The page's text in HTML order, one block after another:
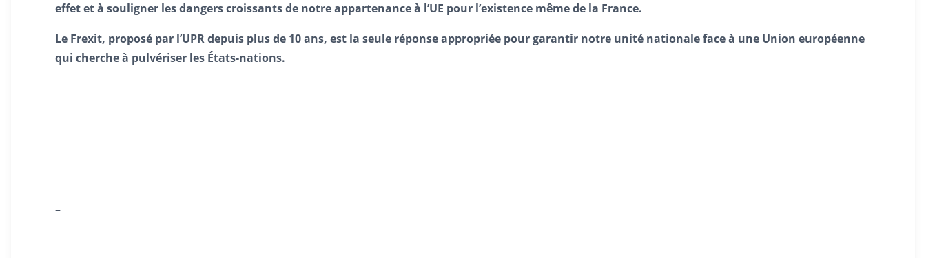
effet et à souligner les dangers croissants de notre appartenance à l’UE pour l’existence même de la France.
Le Frexit, proposé par l’UPR depuis plus de 10 ans, est la seule réponse appropriée pour garantir notre unité nationale face à une Union européenne
qui cherche à pulvériser les États-nations.
–